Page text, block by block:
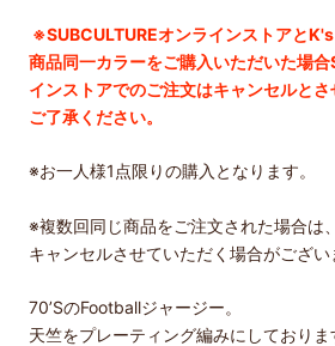
※SUBCULTUREオンラインストアと
商品同一カラーをご購入いただいた場合
インストアでのご注文はキャンセルと
ご了承ください。
※お一人様1 点限りの購入となります。
※複数回同じ商品をご注文された場合は
キャンセルさせていただく場合がござい
70’SのFootballジャージー。
天竺をプレーティング編みにしておりま